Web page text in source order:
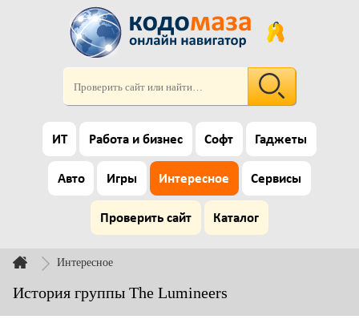
ИТ Работа и бизнес Софт Гаджеты
Авто Игры Интересное Сервисы
Проверить сайт Каталог
Интересное
История группы The Lumineers